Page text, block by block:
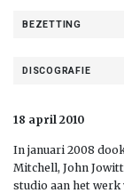
BEZETTING
DISCOGRAFIE
18 april 2010
In januari 2008
Mitchell, John
studio aan het werk